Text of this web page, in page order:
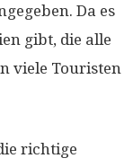
Da es
gibt, die alle
viele Touristen
richtige